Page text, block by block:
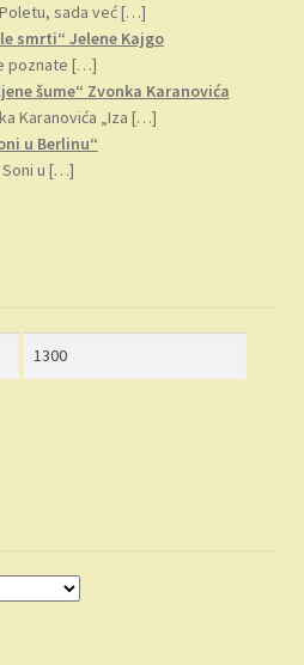
sada već[…]
smrti“ Jelene Kajgo
poznate […]
šume“ Zvonka Karanovića
Karanovića „Iza […]
u Berlinu“
u […]